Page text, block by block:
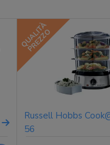
QUALITÀ
PREZZO
Russell Hobbs
56